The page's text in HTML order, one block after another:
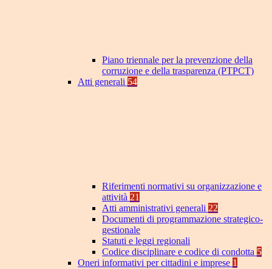
Piano triennale per la prevenzione della
corruzione e della trasparenza (PTPCT)
Atti generali 54
Riferimenti normativi su organizzazione e
attività 21
Atti amministrativi generali 22
Documenti di programmazione strategico-
gestionale
Statuti e leggi regionali
Codice disciplinare e codice di condotta 5
Oneri informativi per cittadini e imprese 1